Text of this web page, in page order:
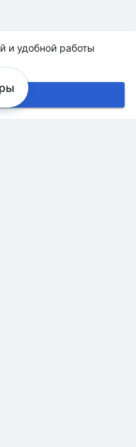
и удобной работы